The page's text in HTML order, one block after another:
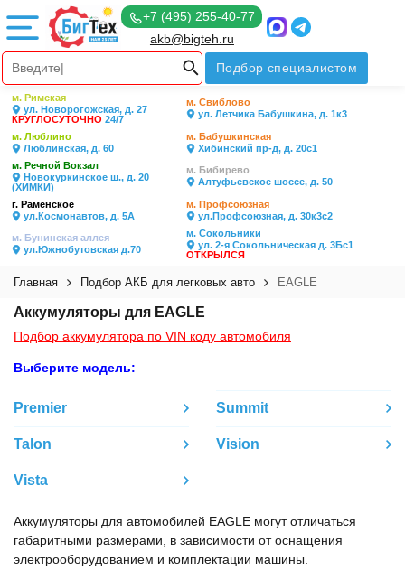
+7 (495) 255-40-77
akb@bigteh.ru
Подбор специалистом
м. Римская
ул. Новорогожская, д. 27
КРУГЛОСУТОЧНО 24/7
м. Свиблово
ул. Летчика Бабушкина, д. 1к3
м. Люблино
Люблинская, д. 60
м. Бабушкинская
Хибинский пр-д, д. 20с1
м. Речной Вокзал
Новокуркинское ш., д. 20
(ХИМКИ)
м. Бибирево
Алтуфьевское шоссе, д. 50
г. Раменское
ул.Космонавтов, д. 5А
м. Профсоюзная
ул.Профсоюзная, д. 30к3с2
м. Бунинская аллея
ул.Южнобутовская д.70
м. Сокольники
ул. 2-я Сокольническая д. 3Бс1
ОТКРЫЛСЯ
Главная Подбор АКБ для легковых авто EAGLE
Аккумуляторы для EAGLE
Подбор аккумулятора по VIN коду автомобиля
Выберите модель:
Premier Summit
Talon Vision
Vista
Аккумуляторы для автомобилей EAGLE могут отличаться
габаритными размерами, в зависимости от оснащения
электрооборудованием и комплектации машины.